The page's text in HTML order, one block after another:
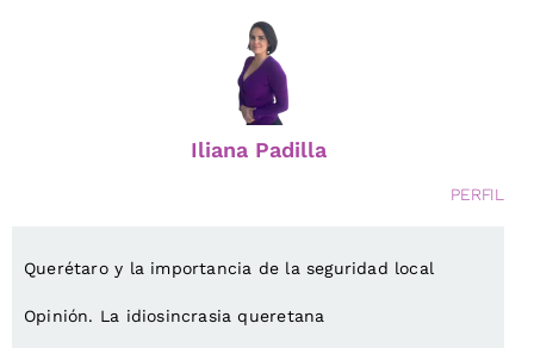
Iliana Padilla
PERFIL
Querétaro y la importancia de la seguridad local
Opinión. La idiosincrasia queretana